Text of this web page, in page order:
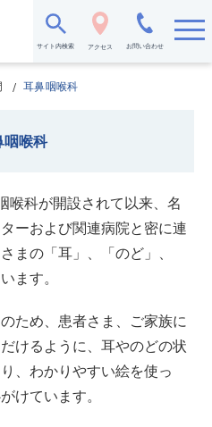
サイト内検索 アクセス お問い合わせ
耳鼻咽喉科
咽喉科
喉科が開設されて以来、名
ーおよび関連病院と密に連
まの「耳」、「のど」、
ます。
ため、患者さま、ご家族に
けるように、耳やのどの状
、わかりやすい絵を使っ
けています。